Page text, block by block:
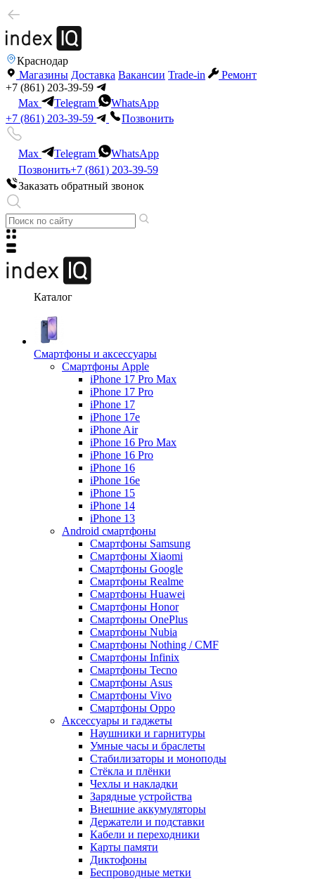
Краснодар
Магазины Доставка Вакансии Trade-in
Ремонт
+7 (861) 203-39-59
Max
Telegram
WhatsApp
+7 (861) 203-39-59
Позвонить
Max Telegram
WhatsApp
Позвонить+7 (861) 203-39-59
Заказать обратный звонок
Каталог
Смартфоны и аксессуары
Смартфоны Apple
iPhone 17 Pro Max
iPhone 17 Pro
iPhone 17
iPhone 17e
iPhone Air
iPhone 16 Pro Max
iPhone 16 Pro
iPhone 16
iPhone 16e
iPhone 15
iPhone 14
iPhone 13
Android cмартфоны
Смартфоны Samsung
Смартфоны Xiaomi
Смартфоны Google
Смартфоны Realme
Смартфоны Huawei
Смартфоны Honor
Смартфоны OnePlus
Смартфоны Nubia
Смартфоны Nothing / CMF
Смартфоны Infinix
Смартфоны Tecno
Смартфоны Asus
Смартфоны Vivo
Смартфоны Oppo
Аксессуары и гаджеты
Наушники и гарнитуры
Умные часы и браслеты
Стабилизаторы и моноподы
Стёкла и плёнки
Чехлы и накладки
Зарядные устройства
Внешние аккумуляторы
Держатели и подставки
Кабели и переходники
Карты памяти
Диктофоны
Беспроводные метки